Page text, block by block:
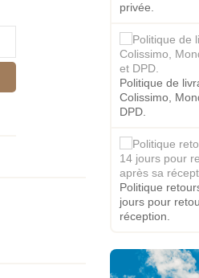
privée.
Politique de
Colissimo,
DPD.
Politique
jours pour
réception.